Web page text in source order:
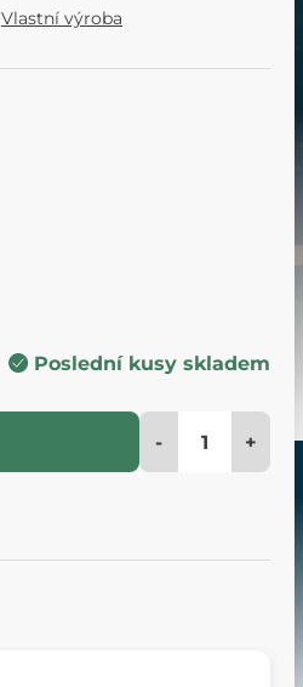
Vlastní výroba
Poslední kusy skladem
- +